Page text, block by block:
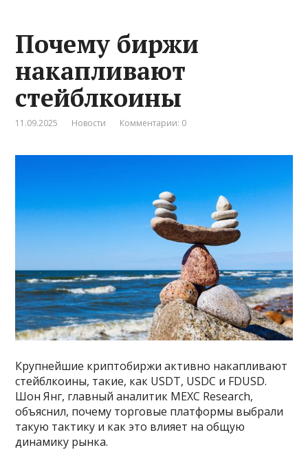
Почему биржи
накапливают
стейблкоины
11.09.2025 Новости Комментарии: 0
Крупнейшие криптобиржи активно накапливают
стейблкоины, такие, как USDT, USDC и FDUSD.
Шон Янг, главный аналитик MEXC Research,
объяснил, почему торговые платформы выбрали
такую тактику и как это влияет на общую
динамику рынка.